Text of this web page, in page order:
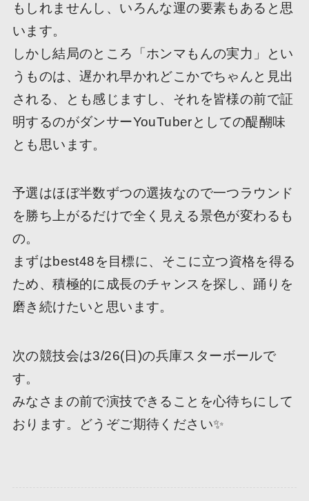
もしれませんし、いろんな運の要素もあると思
います。
しかし結局のところ「ホンマもんの実力」とい
うものは、遅かれ早かれどこかでちゃんと見出
される、とも感じますし、それを皆様の前で証
明するのがダンサーYouTuberとしての醍醐味
とも思います。
予選はほぼ半数ずつの選抜なので一つラウンド
を勝ち上がるだけで全く見える景色が変わるも
の。
まずはbest48を目標に、そこに立つ資格を得る
ため、積極的に成長のチャンスを探し、踊りを
磨き続けたいと思います。
次の競技会は3/26(日)の兵庫スターボールで
す。
みなさまの前で演技できることを心待ちにして
おります。どうぞご期待ください✨